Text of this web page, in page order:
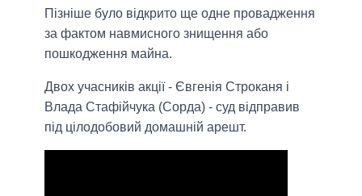
Пізніше було відкрито ще одне провадження
за фактом навмисного знищення або
пошкодження майна.
Двох учасників акції - Євгенія Строканя і
Влада Стафійчука (Сорда) - суд відправив
під цілодобовий домашній арешт.